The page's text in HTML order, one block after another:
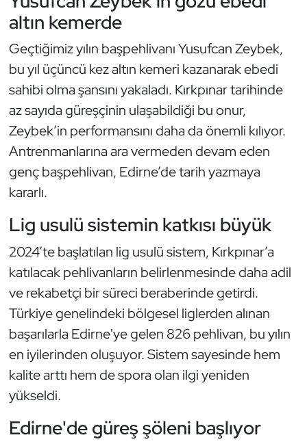
altın kemerde
Geçtiğimiz yılın başpehlivanı Yusufcan Zeybek,
bu yıl üçüncü kez altın kemeri kazanarak ebedi
sahibi olma şansını yakaladı. Kırkpınar tarihinde
az sayıda güreşçinin ulaşabildiği bu onur,
Zeybek’in performansını daha da önemli kılıyor.
Antrenmanlarına ara vermeden devam eden
genç başpehlivan, Edirne’de tarih yazmaya
kararlı.
Lig usulü sistemin katkısı büyük
2024’te başlatılan lig usulü sistem, Kırkpınar’a
katılacak pehlivanların belirlenmesinde daha adil
ve rekabetçi bir süreci beraberinde getirdi.
Türkiye genelindeki bölgesel liglerden alınan
başarılarla Edirne'ye gelen 826 pehlivan, bu yılın
en iyilerinden oluşuyor. Sistem sayesinde hem
kalite arttı hem de spora olan ilgi yeniden
yükseldi.
Edirne'de güreş şöleni başlıyor
Judo ve Kuraş
Kano ve Rafting
Karate
Kayak
Kempo
Kick Boks
Kürek
Masa Tenisi
Modern Pentatlon
Motor Sporları
Muay Thai
Okçuluk
Optimist